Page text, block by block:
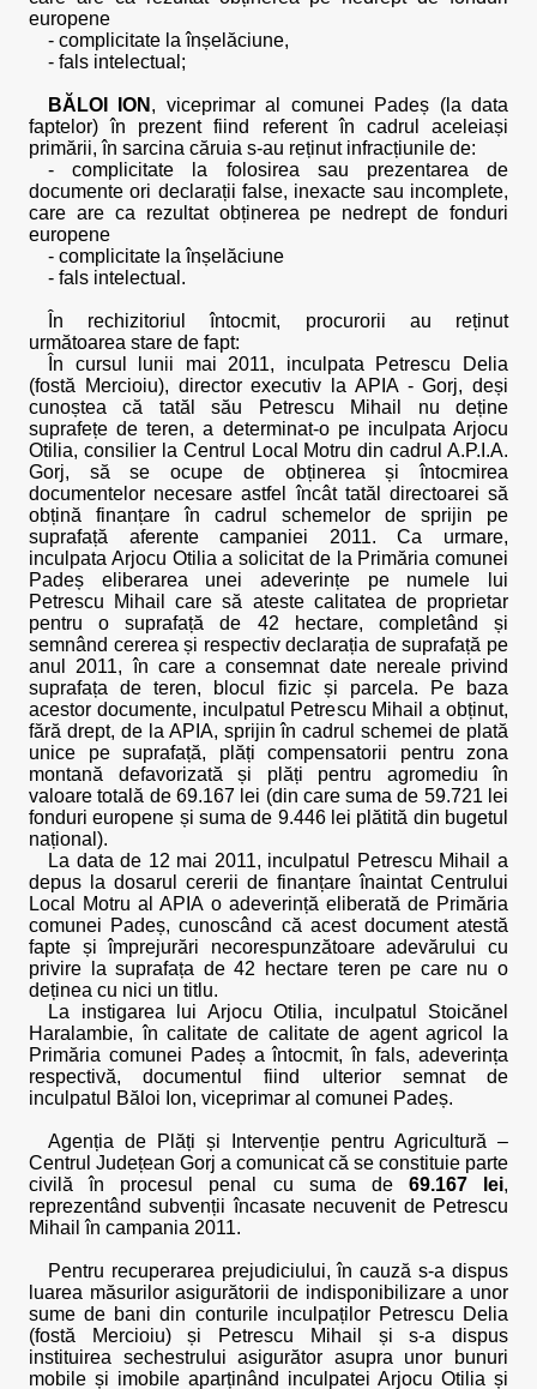
europene
- complicitate la înșelăciune,
- fals intelectual;
BĂLOI ION , viceprimar al comunei Padeș (la data
faptelor) în prezent fiind referent în cadrul aceleiași
primării, în sarcina căruia s-au reținut infracțiunile de:
- complicitate la folosirea sau prezentarea de
documente ori declarații false, inexacte sau incomplete,
care are ca rezultat obținerea pe nedrept de fonduri
europene
- complicitate la înșelăciune
- fals intelectual.
În rechizitoriul întocmit, procurorii au reținut
următoarea stare de fapt:
În cursul lunii mai 2011, inculpata Petrescu Delia
(fostă Mercioiu), director executiv la APIA - Gorj, deși
cunoștea că tatăl său Petrescu Mihail nu deține
suprafețe de teren, a determinat-o pe inculpata Arjocu
Otilia, consilier la Centrul Local Motru din cadrul A.P.I.A.
Gorj, să se ocupe de obținerea și întocmirea
documentelor necesare astfel încât tatăl directoarei să
obțină finanțare în cadrul schemelor de sprijin pe
suprafață aferente campaniei 2011. Ca urmare,
inculpata Arjocu Otilia a solicitat de la Primăria comunei
Padeș eliberarea unei adeverințe pe numele lui
Petrescu Mihail care să ateste calitatea de proprietar
pentru o suprafață de 42 hectare, completând și
semnând cererea și respectiv declarația de suprafață pe
anul 2011, în care a consemnat date nereale privind
suprafața de teren, blocul fizic și parcela. Pe baza
acestor documente, inculpatul Petrescu Mihail a obținut,
fără drept, de la APIA, sprijin în cadrul schemei de plată
unice pe suprafață, plăți compensatorii pentru zona
montană defavorizată și plăți pentru agromediu în
valoare totală de 69.167 lei (din care suma de 59.721 lei
fonduri europene și suma de 9.446 lei plătită din bugetul
național).
La data de 12 mai 2011, inculpatul Petrescu Mihail a
depus la dosarul cererii de finanțare înaintat Centrului
Local Motru al APIA o adeverință eliberată de Primăria
comunei Padeș, cunoscând că acest document atestă
fapte și împrejurări necorespunzătoare adevărului cu
privire la suprafața de 42 hectare teren pe care nu o
deținea cu nici un titlu.
La instigarea lui Arjocu Otilia, inculpatul Stoicănel
Haralambie, în calitate de calitate de agent agricol la
Primăria comunei Padeș a întocmit, în fals, adeverința
respectivă, documentul fiind ulterior semnat de
inculpatul Băloi Ion, viceprimar al comunei Padeș.
Agenția de Plăți și Intervenție pentru Agricultură –
Centrul Județean Gorj a comunicat că se constituie parte
civilă în procesul penal cu suma de 69.167 lei,
reprezentând subvenții încasate necuvenit de Petrescu
Mihail în campania 2011.
Pentru recuperarea prejudiciului, în cauză s-a dispus
luarea măsurilor asigurătorii de indisponibilizare a unor
sume de bani din conturile inculpaților Petrescu Delia
(fostă Mercioiu) și Petrescu Mihail și s-a dispus
instituirea sechestrului asigurător asupra unor bunuri
mobile și imobile aparținând inculpatei Arjocu Otilia și